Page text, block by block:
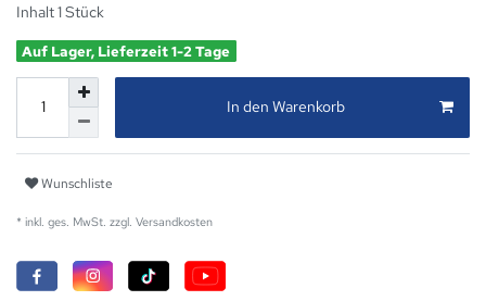
Inhalt1Stück
Auf Lager, Lieferzeit 1-2 Tage
In den Warenkorb
Wunschliste
* inkl. ges. MwSt. zzgl. Versandkosten